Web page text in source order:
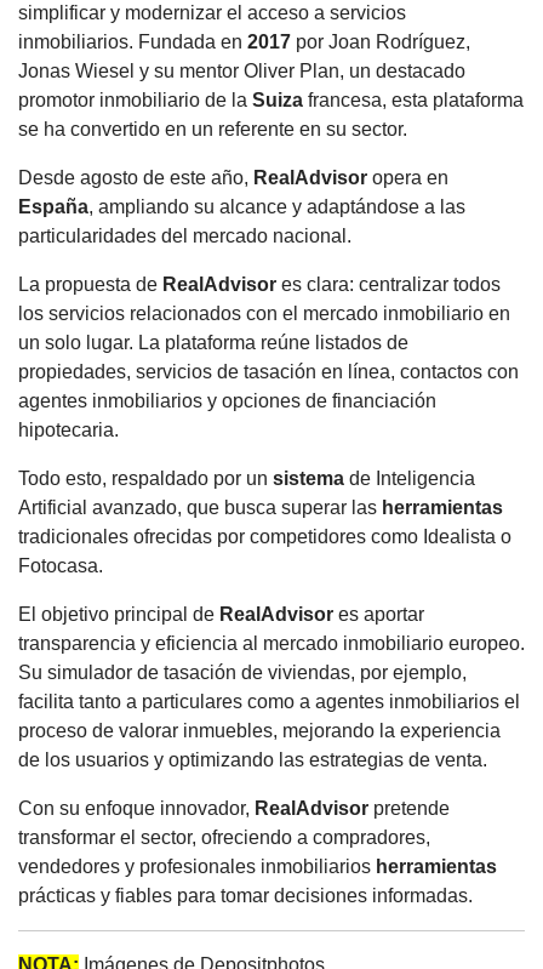
simplificar y modernizar el acceso a servicios
inmobiliarios. Fundada en 2017 por Joan Rodríguez,
Jonas Wiesel y su mentor Oliver Plan, un destacado
promotor inmobiliario de la Suiza francesa, esta plataforma
se ha convertido en un referente en su sector.
Desde agosto de este año, RealAdvisor opera en
España, ampliando su alcance y adaptándose a las
particularidades del mercado nacional.
La propuesta de RealAdvisor es clara: centralizar todos
los servicios relacionados con el mercado inmobiliario en
un solo lugar. La plataforma reúne listados de
propiedades, servicios de tasación en línea, contactos con
agentes inmobiliarios y opciones de financiación
hipotecaria.
Todo esto, respaldado por un sistema de Inteligencia
Artificial avanzado, que busca superar las herramientas
tradicionales ofrecidas por competidores como Idealista o
Fotocasa.
El objetivo principal de RealAdvisor es aportar
transparencia y eficiencia al mercado inmobiliario europeo.
Su simulador de tasación de viviendas, por ejemplo,
facilita tanto a particulares como a agentes inmobiliarios el
proceso de valorar inmuebles, mejorando la experiencia
de los usuarios y optimizando las estrategias de venta.
Con su enfoque innovador, RealAdvisor pretende
transformar el sector, ofreciendo a compradores,
vendedores y profesionales inmobiliarios herramientas
prácticas y fiables para tomar decisiones informadas.
NOTA: Imágenes de Depositphotos